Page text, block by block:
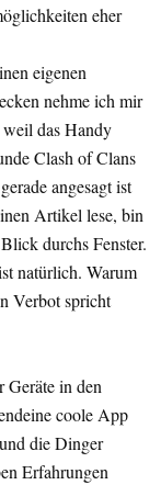
eher
eigenen
nehme ich mir
weil das Handy
Clash of Clans
angesagt ist
Artikel lese, bin
durchs Fenster.
natürlich. Warum
Verbot spricht
Geräte in den
coole App
die Dinger
Erfahrungen